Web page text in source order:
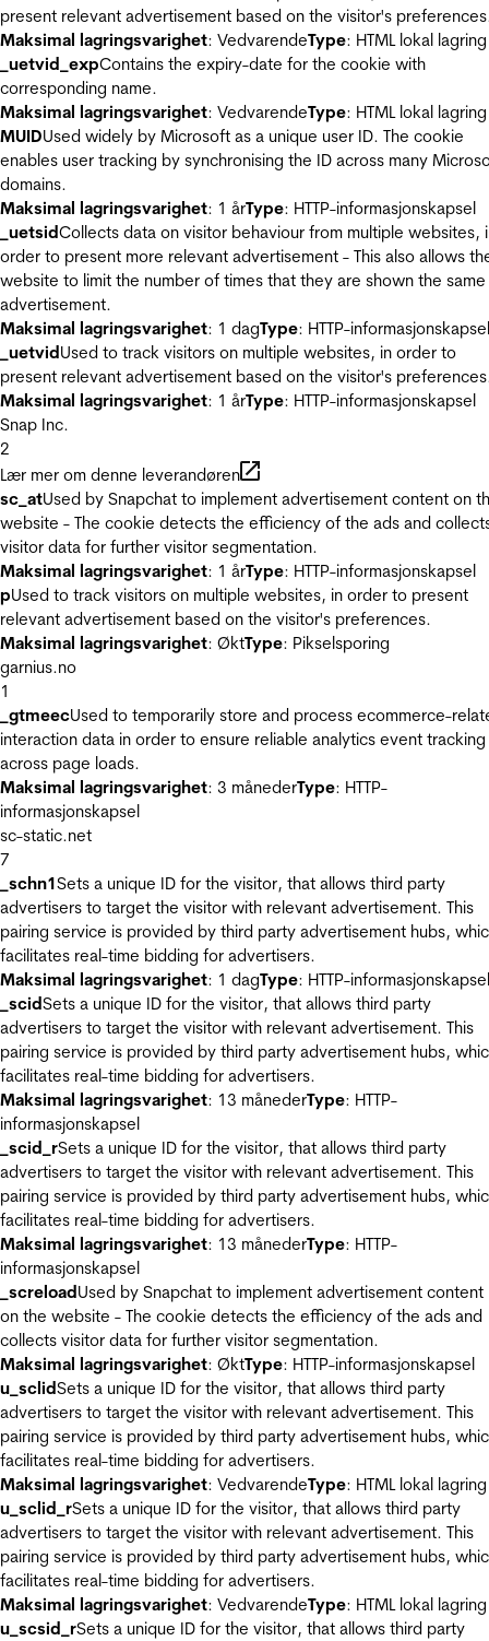
present relevant advertisement based on the visitor's
Maksimal lagringsvarighet: VedvarendeType: HTML lokal lagring
_uetvid_expContains the expiry-date for the cookie with
corresponding name.
Maksimal lagringsvarighet: VedvarendeType: HTML lokal lagring
MUIDUsed widely by Microsoft as a unique user ID. The cookie
enables user tracking by synchronising the ID across many
domains.
Maksimal lagringsvarighet: 1 årType: HTTP-informasjonskapsel
_uetsidCollects data on visitor behaviour from multiple websites,
order to present more relevant advertisement - This also allows
website to limit the number of times that they are shown the same
advertisement.
Maksimal lagringsvarighet: 1 dagType: HTTP-informasjonskapsel
_uetvidUsed to track visitors on multiple websites, in order to
present relevant advertisement based on the visitor's
Maksimal lagringsvarighet: 1 årType: HTTP-informasjonskapsel
Snap Inc.
2
Lær mer om denne leverandøren
sc_atUsed by Snapchat to implement advertisement content on
website - The cookie detects the efficiency of the ads and
visitor data for further visitor segmentation.
Maksimal lagringsvarighet: 1 årType: HTTP-informasjonskapsel
pUsed to track visitors on multiple websites, in order to present
relevant advertisement based on the visitor's preferences.
Maksimal lagringsvarighet: ØktType: Pikselsporing
garnius.no
1
_gtmeecUsed to temporarily store and process ecommerce-
interaction data in order to ensure reliable analytics event tracking
across page loads.
Maksimal lagringsvarighet: 3 månederType: HTTP-
informasjonskapsel
sc-static.net
7
_schn1Sets a unique ID for the visitor, that allows third party
advertisers to target the visitor with relevant advertisement. This
pairing service is provided by third party advertisement hubs,
facilitates real-time bidding for advertisers.
Maksimal lagringsvarighet: 1 dagType: HTTP-informasjonskapsel
_scidSets a unique ID for the visitor, that allows third party
advertisers to target the visitor with relevant advertisement. This
pairing service is provided by third party advertisement hubs,
facilitates real-time bidding for advertisers.
Maksimal lagringsvarighet: 13 månederType: HTTP-
informasjonskapsel
_scid_rSets a unique ID for the visitor, that allows third party
advertisers to target the visitor with relevant advertisement. This
pairing service is provided by third party advertisement hubs,
facilitates real-time bidding for advertisers.
Maksimal lagringsvarighet: 13 månederType: HTTP-
informasjonskapsel
_screloadUsed by Snapchat to implement advertisement content
on the website - The cookie detects the efficiency of the ads and
collects visitor data for further visitor segmentation.
Maksimal lagringsvarighet: ØktType: HTTP-informasjonskapsel
u_sclidSets a unique ID for the visitor, that allows third party
advertisers to target the visitor with relevant advertisement. This
pairing service is provided by third party advertisement hubs,
facilitates real-time bidding for advertisers.
Maksimal lagringsvarighet: VedvarendeType: HTML lokal lagring
u_sclid_rSets a unique ID for the visitor, that allows third party
advertisers to target the visitor with relevant advertisement. This
pairing service is provided by third party advertisement hubs,
facilitates real-time bidding for advertisers.
Maksimal lagringsvarighet: VedvarendeType: HTML lokal lagring
u_scsid_rSets a unique ID for the visitor, that allows third party